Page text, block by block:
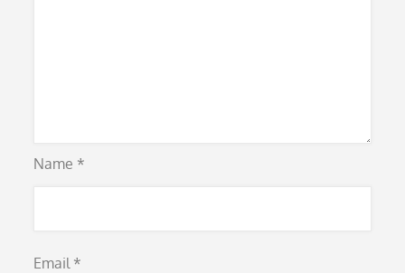
Name *
Email *